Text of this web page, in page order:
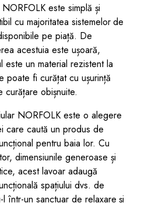
este simplă și
cu majoritatea sistemelor de
pe piață. De
acestuia este ușoară,
este un material rezistent la
poate fi curățat cu ușurință
obișnuite.
NORFOLK este o alegere
care caută un produs de
pentru baia lor. Cu
dimensiunile generoase și
acest lavoar adaugă
spațiului dvs. de
într-un sanctuar de relaxare și